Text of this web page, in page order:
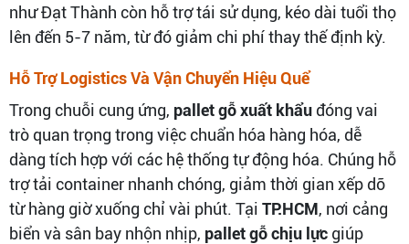
như Đạt Thành còn hỗ trợ tái sử dụng, kéo dài tuổi thọ
lên đến 5-7 năm, từ đó giảm chi phí thay thế định kỳ.
Hỗ Trợ Logistics Và Vận Chuyển Hiệu Quể
Trong chuỗi cung ứng, pallet gỗ xuất khẩuđóng vai
trò quan trọng trong việc chuẩn hóa hàng hóa, dễ
dàng tích hợp với các hệ thống tự động hóa. Chúng hỗ
trợ tải container nhanh chóng, giảm thời gian xếp dỡ
từ hàng giờ xuống chỉ vài phút. Tại TP.HCM, nơi cảng
biển và sân bay nhộn nhịp, pallet gỗ chịu lực giúp